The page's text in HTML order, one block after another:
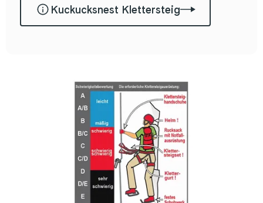
Kuckucksnest Klettersteig